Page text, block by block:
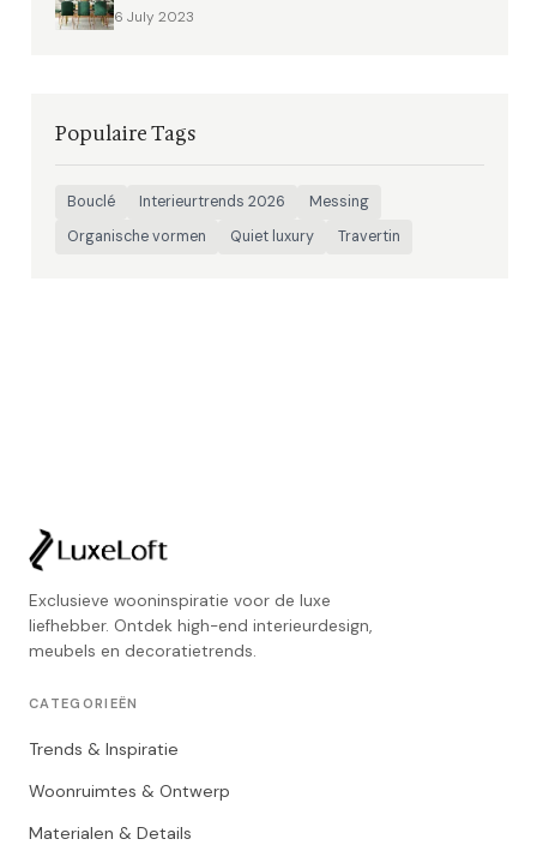
6 July 2023
Populaire Tags
Bouclé Interieurtrends 2026
Messing
Organische vormen
Quiet luxury Travertin
Exclusieve wooninspiratie voor de luxe
liefhebber. Ontdek high-end interieurdesign,
meubels en decoratietrends.
CATEGORIEËN
Trends & Inspiratie
Woonruimtes & Ontwerp
Materialen & Details